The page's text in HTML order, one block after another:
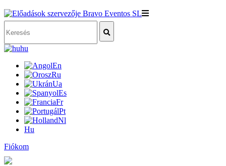
hu
En
Ru
Ua
Es
Fr
Pt
Nl
Hu
Fiókom